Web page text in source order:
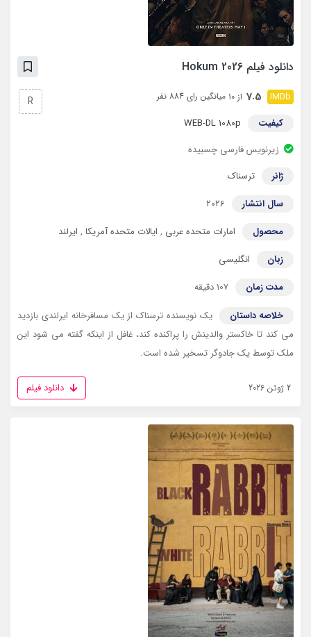
دانلود فیلم Hokum 2026
7.5 از 10 میانگین رای 884 نفر
کیفیت
WEB-DL 1080p
زیرنویس فارسی چسبیده
ژانر
ترسناک
سال انتشار
2026
محصول
امارات متحده عربی , ایالات متحده آمریکا , ایرلند
زبان
انگلیسی
مدت زمان
107 دقیقه
خلاصه داستان
یک نویسنده ترسناک از یک مسافرخانه ایرلندی بازدید
می کند تا خاکستر والدینش را پراکنده کند، غافل از اینکه گفته می شود این
ملک توسط یک جادوگر تسخیر شده است.
R
2 ژوئن 2026 دانلود فیلم